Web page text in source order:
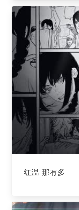
红温 那有多